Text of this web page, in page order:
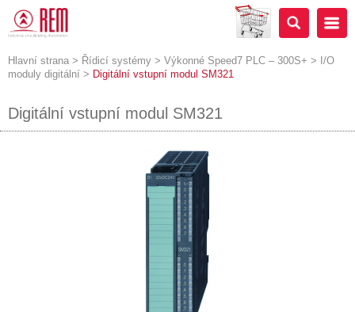
Hlavní strana > Řídicí systémy > Výkonné Speed7 PLC – 300S+ > I/O
moduly digitální > Digitální vstupní modul SM321
Digitální vstupní modul SM321